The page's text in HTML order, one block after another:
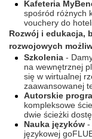
Kafeteria
spośród różnych
vouchery do
Rozwój i edukacja,
rozwojowych
Szkolenia -
na wewnętrznej
się w wirtualnej
zaawansowanej
Autorskie
kompleksowe
dwie ścieżki
Nauka języków -
językowej